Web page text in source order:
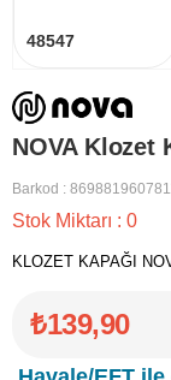
48547
NOVA Klozet
Barkod :
Stok Miktarı : 0
KLOZET KAPAĞI
₺139,90